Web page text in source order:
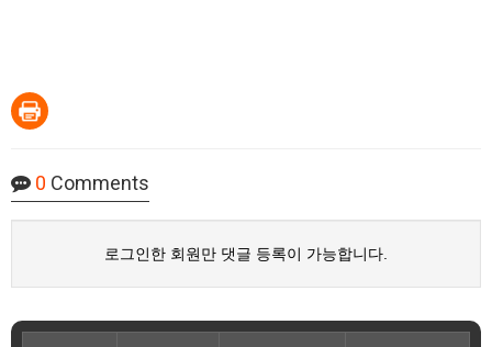
0 Comments
로그인한 회원만 댓글 등록이 가능합니다.